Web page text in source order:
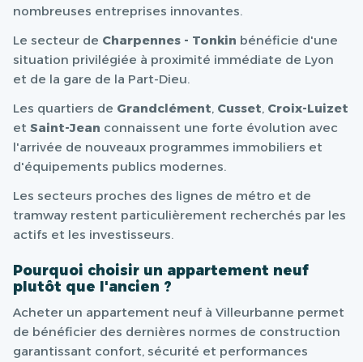
nombreuses entreprises innovantes.
Le secteur de Charpennes - Tonkin bénéficie d'une
situation privilégiée à proximité immédiate de Lyon
et de la gare de la Part-Dieu.
Les quartiers de Grandclément, Cusset, Croix-Luizet
et Saint-Jean connaissent une forte évolution avec
l'arrivée de nouveaux programmes immobiliers et
d'équipements publics modernes.
Les secteurs proches des lignes de métro et de
tramway restent particulièrement recherchés par les
actifs et les investisseurs.
Pourquoi choisir un appartement neuf
plutôt que l'ancien ?
Acheter un appartement neuf à Villeurbanne permet
de bénéficier des dernières normes de construction
garantissant confort, sécurité et performances